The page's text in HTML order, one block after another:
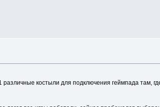
костыли для подключения геймпада там,